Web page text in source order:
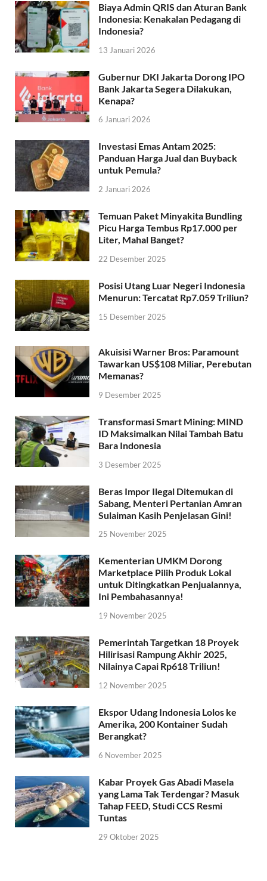
Biaya Admin QRIS dan Aturan Bank
Indonesia: Kenakalan Pedagang di
Indonesia?
13 Januari 2026
Gubernur DKI Jakarta Dorong IPO
Bank Jakarta Segera Dilakukan,
Kenapa?
6 Januari 2026
Investasi Emas Antam 2025:
Panduan Harga Jual dan Buyback
untuk Pemula?
2 Januari 2026
Temuan Paket Minyakita Bundling
Picu Harga Tembus Rp17.000 per
Liter, Mahal Banget?
22 Desember 2025
Posisi Utang Luar Negeri Indonesia
Menurun: Tercatat Rp7.059 Triliun?
15 Desember 2025
Akuisisi Warner Bros: Paramount
Tawarkan US$108 Miliar, Perebutan
Memanas?
9 Desember 2025
Transformasi Smart Mining: MIND
ID Maksimalkan Nilai Tambah Batu
Bara Indonesia
3 Desember 2025
Beras Impor Ilegal Ditemukan di
Sabang, Menteri Pertanian Amran
Sulaiman Kasih Penjelasan Gini!
25 November 2025
Kementerian UMKM Dorong
Marketplace Pilih Produk Lokal
untuk Ditingkatkan Penjualannya,
Ini Pembahasannya!
19 November 2025
Pemerintah Targetkan 18 Proyek
Hilirisasi Rampung Akhir 2025,
Nilainya Capai Rp618 Triliun!
12 November 2025
Ekspor Udang Indonesia Lolos ke
Amerika, 200 Kontainer Sudah
Berangkat?
6 November 2025
Kabar Proyek Gas Abadi Masela
yang Lama Tak Terdengar? Masuk
Tahap FEED, Studi CCS Resmi
Tuntas
29 Oktober 2025